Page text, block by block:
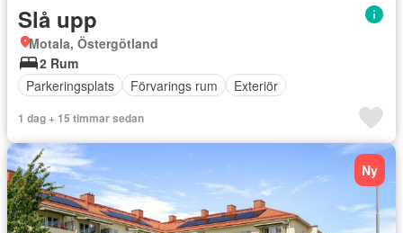
Slå upp
Motala, Östergötland
2 Rum
Parkeringsplats
Förvarings rum Exteriör
1 dag + 15 timmar sedan
Ny